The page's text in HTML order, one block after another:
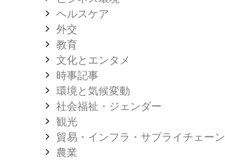
ヘルスケア
外交
教育
文化とエンタメ
時事記事
環境と気候変動
社会福祉・ジェンダー
観光
貿易・インフラ・サプライチェーン
農業